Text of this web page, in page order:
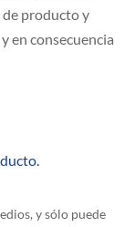
de producto y
en consecuencia
y sólo puede